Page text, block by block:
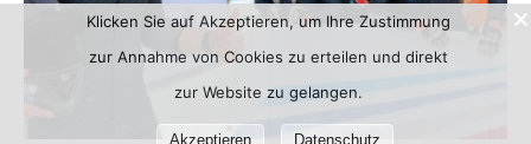
Klicken Sie auf Akzeptieren, um Ihre Zustimmung
zur Annahme von Cookies zu erteilen und direkt
zur Website zu gelangen.
Akzeptieren Datenschutz